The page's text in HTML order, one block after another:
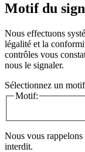
Motif du
Nous effectuons
légalité et la
contrôles vous
nous le signaler.
Sélectionnez un
Motif:
Nous vous
interdit.